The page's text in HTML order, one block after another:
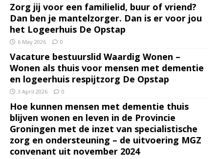
Zorg jij voor een familielid, buur of vriend?
Dan ben je mantelzorger. Dan is er voor jou
het Logeerhuis De Opstap
6 May 2026 0
Vacature bestuurslid Waardig Wonen –
Wonen als thuis voor mensen met dementie
en logeerhuis respijtzorg De Opstap
3 April 2026 0
Hoe kunnen mensen met dementie thuis
blijven wonen en leven in de Provincie
Groningen met de inzet van specialistische
zorg en ondersteuning – de uitvoering MGZ
convenant uit november 2024